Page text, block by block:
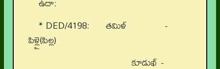
* DED/4198: తమిళ్ -
పిళ్లై(పిల్ల)
కూడుఖ్ -